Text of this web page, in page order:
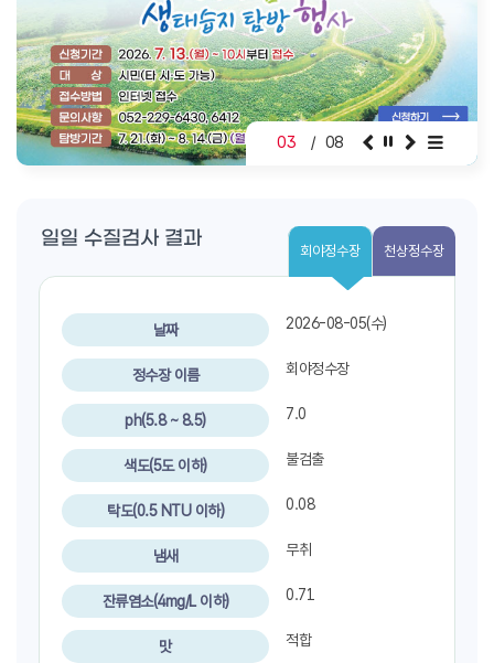
03 / 08
일일 수질검사 결과
회야정수장
날짜 2026-08-05(수)
정수장 이름 회야정수장
ph(5.8 ~ 8.5) 7.0
색도(5도 이하) 불검출
탁도(0.5 NTU 이하) 0.08
냄새 무취
잔류염소(4mg/L 이하) 0.71
맛 적합
천상정수장